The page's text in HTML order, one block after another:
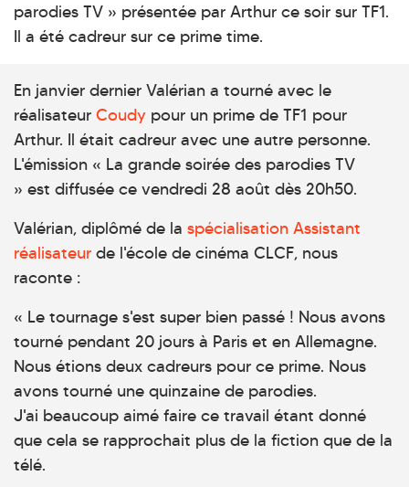
parodies TV » présentée par Arthur ce soir sur TF1.
Il a été cadreur sur ce prime time.
En janvier dernier Valérian a tourné avec le
réalisateur Coudy pour un prime de TF1 pour
Arthur. Il était cadreur avec une autre personne.
L'émission « La grande soirée des parodies TV
» est diffusée ce vendredi 28 août dès 20h50.
Valérian, diplômé de la spécialisation Assistant
réalisateur de l'école de cinéma CLCF, nous
raconte :
« Le tournage s'est super bien passé ! Nous avons
tourné pendant 20 jours à Paris et en Allemagne.
Nous étions deux cadreurs pour ce prime. Nous
avons tourné une quinzaine de parodies.
J'ai beaucoup aimé faire ce travail étant donné
que cela se rapprochait plus de la fiction que de la
télé.